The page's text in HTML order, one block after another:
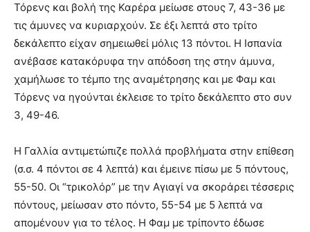
Τόρενς και βολή της Καρέρα μείωσε στους 7, 43-36 με
τις άμυνες να κυριαρχούν. Σε έξι λεπτά στο τρίτο
δεκάλεπτο είχαν σημειωθεί μόλις 13 πόντοι. Η Ισπανία
ανέβασε κατακόρυφα την απόδοση της στην άμυνα,
χαμήλωσε το τέμπο της αναμέτρησης και με Φαμ και
Τόρενς να ηγούνται έκλεισε το τρίτο δεκάλεπτο στο συν
3, 49-46.
Η Γαλλία αντιμετώπιζε πολλά προβλήματα στην επίθεση
(σ.σ. 4 πόντοι σε 4 λεπτά) και έμεινε πίσω με 5 πόντους,
55-50. Οι “τρικολόρ” με την Αγιαγί να σκοράρει τέσσερις
πόντους, μείωσαν στο πόντο, 55-54 με 5 λεπτά να
απομένουν για το τέλος. Η Φαμ με τρίποντο έδωσε